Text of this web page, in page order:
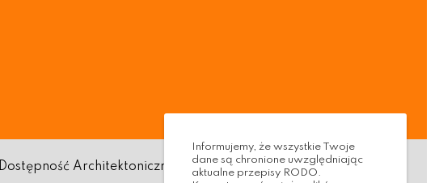
Dostępność Architektoniczna Standardy ochrony małoletnich
Informujemy, że wszystkie Twoje
dane są chronione uwzględniając
aktualne przepisy RODO.